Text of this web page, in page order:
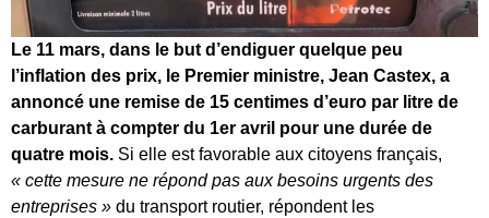
Le 11 mars, dans le but d’endiguer quelque peu
l’inflation des prix, le Premier ministre, Jean Castex, a
annoncé une remise de 15 centimes d’euro par litre de
carburant à compter du 1er avril pour une durée de
quatre mois. Si elle est favorable aux citoyens français,
« cette mesure ne répond pas aux besoins urgents des
entreprises » du transport routier, répondent les